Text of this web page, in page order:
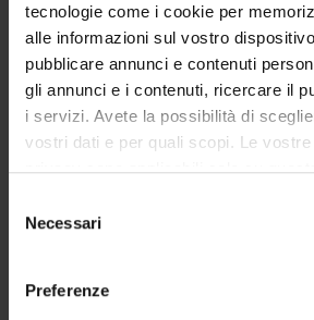
tecnologie come i cookie per
alle informazioni sul vostro
pubblicare annunci e contenuti
gli annunci e i contenuti, ricercare il
i servizi. Avete la possibilità di
vostri dati e per quali scopi. Le
privacy sono applicabili solo su
modificare o revocare il proprio
momento dalla Dichiarazione sui
delNecessari
Preferenze
ENTI FINANZIATORI:
Finanziamento:assegnato e gestito
Professore associato
Giulia Ferrari